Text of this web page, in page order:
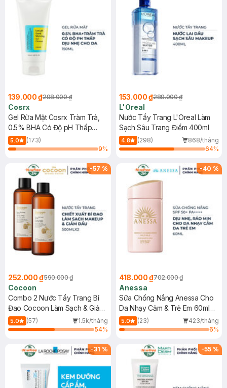
139.000 ₫298.000 ₫
Cosrx
Gel Rửa Mặt Cosrx Tràm Trà,
0.5% BHA Có Độ pH Thấp
150ml
5.0
(173)
9%
153.000 ₫289.000 ₫
L'Oreal
Nước Tẩy Trang L'Oreal Làm
Sạch Sâu Trang Điểm 400ml
4.8 (298)
868/tháng
64%
-57 %
252.000 ₫590.000 ₫
Cocoon
Combo 2 Nước Tẩy Trang Bí
Đao Cocoon Làm Sạch & Giảm
Dầu 500ml
5.0 (57)
1.5k/tháng
54%
-40 %
418.000 ₫702.000 ₫
Anessa
Sữa Chống Nắng Anessa Cho
Da Nhạy Cảm & Trẻ Em 60ml
(Mới)
5.0 (23)
423/tháng
6%
-31 % -55 %